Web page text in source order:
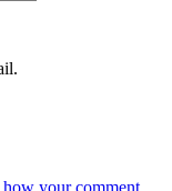
your comment